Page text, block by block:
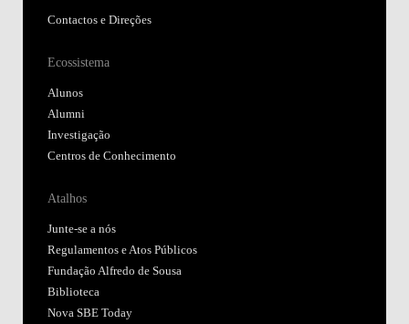
Contactos e Direções
Ecossistema
Alunos
Alumni
Investigação
Centros de Conhecimento
Atalhos
Junte-se a nós
Regulamentos e Atos Públicos
Fundação Alfredo de Sousa
Biblioteca
Nova SBE Today